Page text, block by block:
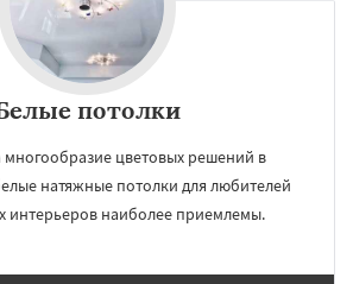
потолки
многообразие цветовых решений в
натяжные потолки для любителей
интерьеров наиболее приемлемы.